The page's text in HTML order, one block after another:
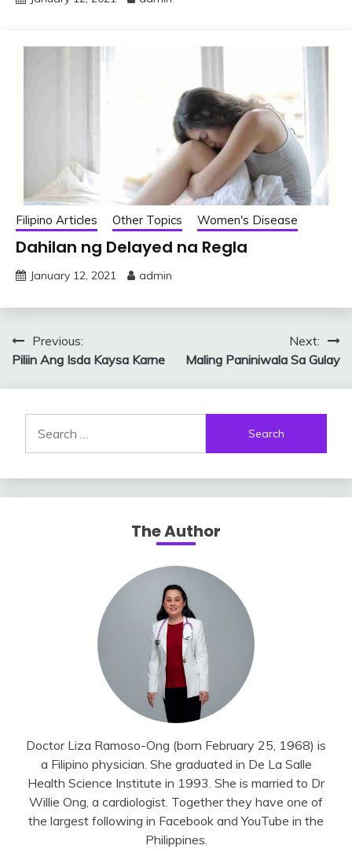
Filipino Articles Other Topics Women's Disease
Dahilan ng Delayed na Regla
January 12, 2021 admin
Post
navigation
Previous:
Piliin Ang Isda Kaysa Karne
Next:
Maling Paniniwala Sa Gulay
for:
The Author
Doctor Liza Ramoso-Ong (born February 25, 1968) is
a Filipino physician. She graduated in De La Salle
Health Science Institute in 1993. She is married to Dr
Willie Ong, a cardiologist. Together they have one of
the largest following in Facebook and YouTube in the
Philippines.